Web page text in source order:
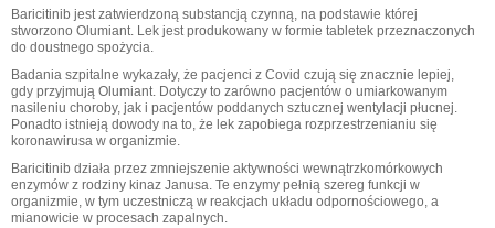
Baricitinib jest zatwierdzoną substancją czynną, na podstawie której
stworzono Olumiant. Lek jest produkowany w formie tabletek przeznaczonych
do doustnego spożycia.
Badania szpitalne wykazały, że pacjenci z Covid czują się znacznie lepiej,
gdy przyjmują Olumiant. Dotyczy to zarówno pacjentów o umiarkowanym
nasileniu choroby, jak i pacjentów poddanych sztucznej wentylacji płucnej.
Ponadto istnieją dowody na to, że lek zapobiega rozprzestrzenianiu się
koronawirusa w organizmie.
Baricitinib działa przez zmniejszenie aktywności wewnątrzkomórkowych
enzymów z rodziny kinaz Janusa. Te enzymy pełnią szereg funkcji w
organizmie, w tym uczestniczą w reakcjach układu odpornościowego, a
mianowicie w procesach zapalnych.